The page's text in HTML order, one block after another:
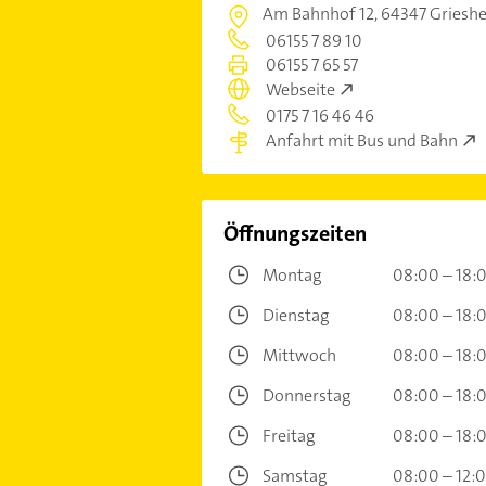
Am Bahnhof 12,64347
06155 7 89 10
06155 7 65 57
Webseite
0175 7 16 46 46
Anfahrt mit Bus und Bahn
Öffnungszeiten
Montag
08:00 –
Dienstag
08:00 –
Mittwoch
08:00 –
Donnerstag
08:00 –
Freitag
08:00 –
Samstag
08:00 –